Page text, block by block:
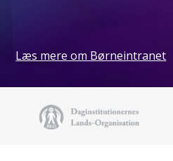
Læs mere om Børneintranet